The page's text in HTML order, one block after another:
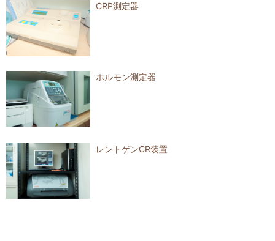
CRP測定器
ホルモン測定器
レントゲンCR装置